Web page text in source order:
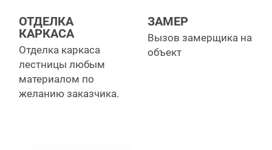
ОТДЕЛКА
КАРКАСА
Отделка каркаса
лестницы любым
материалом по
желанию заказчика.
ЗАМЕР
Вызов замерщика на
объект